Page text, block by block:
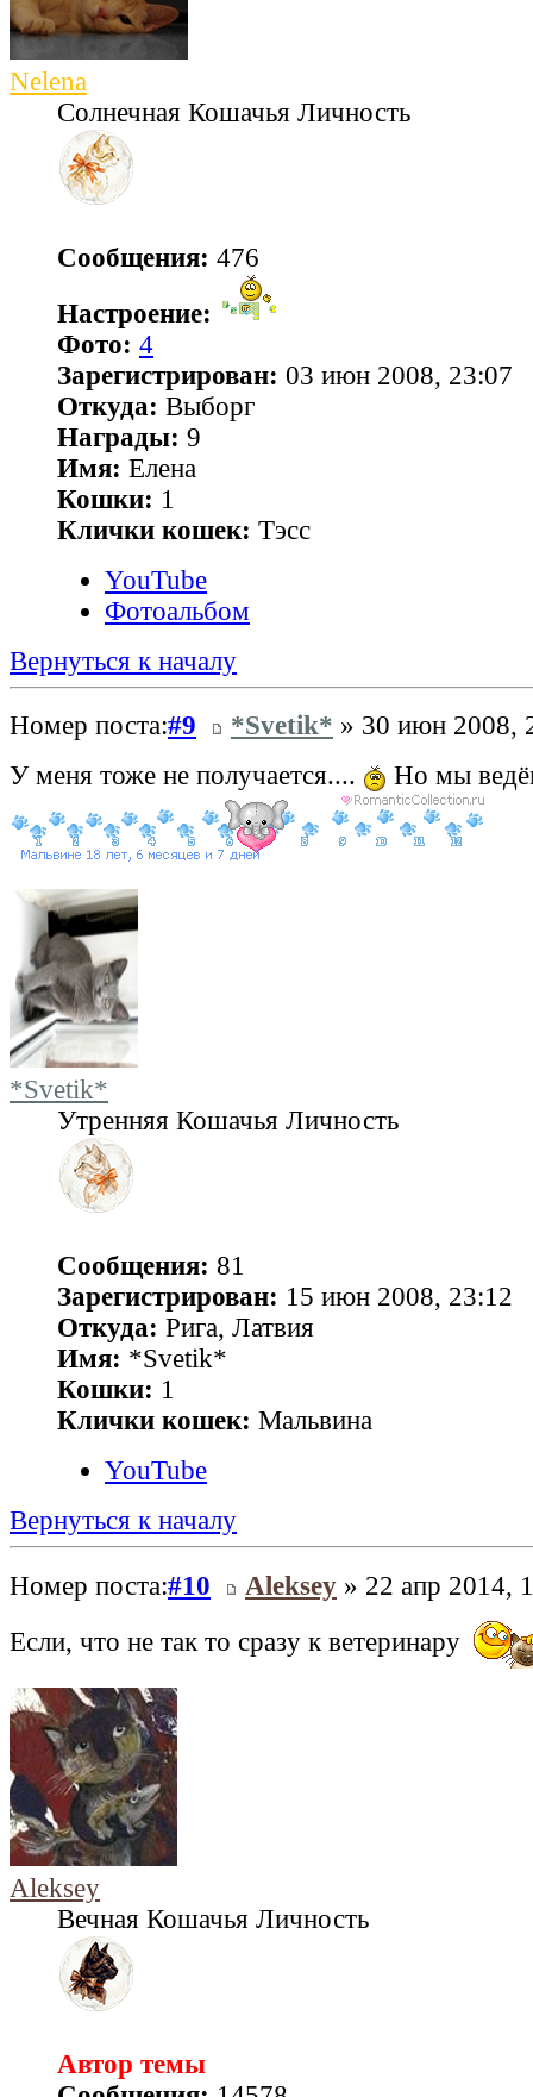
Nelena
Солнечная Кошачья Личность
Сообщения: 476
Настроение:
Фото: 4
Зарегистрирован: 03 июн 2008, 23:07
Откуда: Выборг
Награды: 9
Имя: Елена
Кошки: 1
Клички кошек: Тэсс
YouTube
Фотоальбом
Вернуться к началу
Номер поста:#9 *Svetik* » 30 июн 2008,
У меня тоже не получается....
Но мы
*Svetik*
Утренняя Кошачья Личность
Сообщения: 81
Зарегистрирован: 15 июн 2008, 23:12
Откуда: Рига, Латвия
Имя: *Svetik*
Кошки: 1
Клички кошек: Мальвина
YouTube
Вернуться к началу
Номер поста:#10 Aleksey » 22 апр 2014,
Если, что не так то сразу к ветеринару
Aleksey
Вечная Кошачья Личность
Автор темы